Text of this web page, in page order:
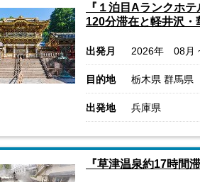
『１泊目Aランクホ
120分滞在と軽井沢・
出発月 2026年 08月
目的地 栃木県 群馬県
出発地 兵庫県
『草津温泉約17時間